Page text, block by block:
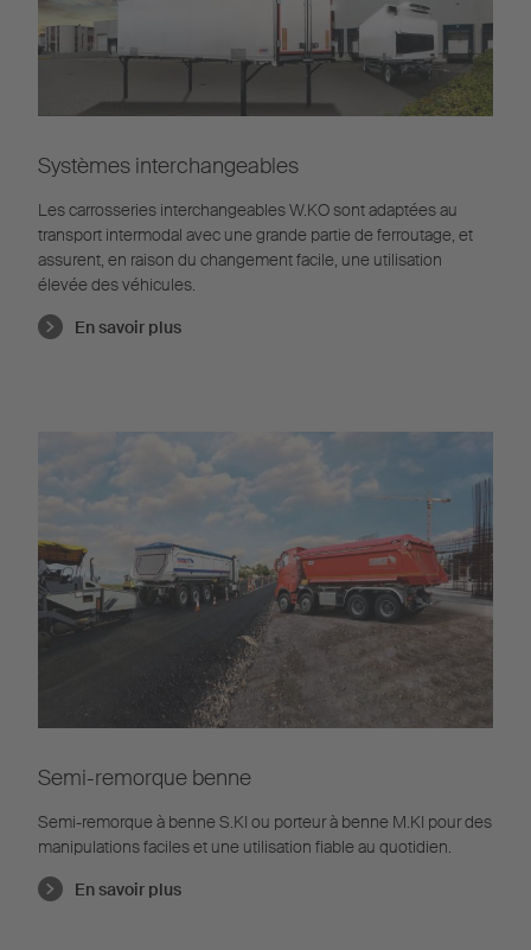
Systèmes interchangeables
Les carrosseries interchangeables W.KO sont adaptées au
transport intermodal avec une grande partie de ferroutage, et
assurent, en raison du changement facile, une utilisation
élevée des véhicules.
En savoir plus
Semi-remorque benne
Semi-remorque à benne S.KI ou porteur à benne M.KI pour des
manipulations faciles et une utilisation fiable au quotidien.
En savoir plus